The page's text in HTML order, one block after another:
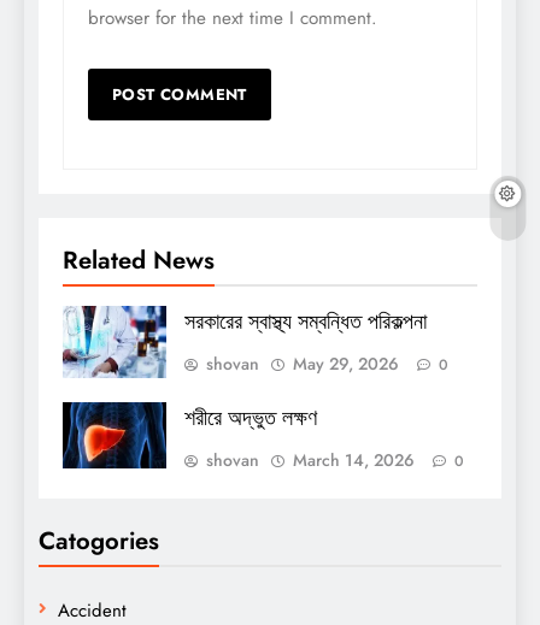
browser for the next time I comment.
Related News
সরকারের স্বাস্থ্য সম্বন্ধিত পরিকল্পনা
shovan May 29, 2026 0
শরীরে অদ্ভুত লক্ষণ
shovan March 14, 2026 0
Catogories
Accident